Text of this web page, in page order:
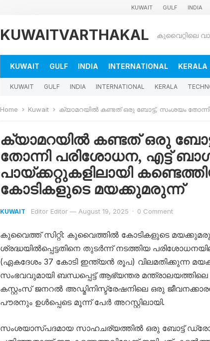
KUWAIT GULF INDIA
KUWAITVARTHAKAL
KUWAIT GULF INDIA INTERNATIONAL KERALA
KUWAIT GULF INDIA INTERNATIONAL KERALA
Home Kuwait ക്യാമറയിൽ കണ്ടത് ഒരു ബോട്ട്, സംശയം തോന്നി പരിശോധന, എട്ട് ബാഗുകളിൽ 319
ക്യാമറയിൽ കണ്ടത് ഒരു
തോന്നി പരിശോധന, എട്ട്
പായ്ക്കറ്റുകളിലായി
കോടികളുടെ മയക്കുമരുന്ന്
KUWAIT Editor Editor — August 19, 2025 · 0 Comment
കുവൈത്ത് സിറ്റി: കുവൈത്തിൽ കോടികളുടെ
ശ്രദ്ധയിൽപ്പെട്ടതിനെ തുടർന്ന് നടത്തിയ
(ഏകദേശം 37 കോടി ഇന്ത്യൻ രൂപ) വിലമതിക്കുന്ന
സംഭവവുമായി ബന്ധപ്പെട്ട് ആഭ്യന്തര
കസ്റ്റംസ് ജനറൽ അഡ്മിനിസ്ട്രേഷനിലെ ഒരു
പൗരനും ഉൾപ്പെടെ മൂന്ന് പേർ അറസ്റ്റിലായി.
സംശയാസ്പദമായ സാഹചര്യത്തിൽ ഒരു ബോട്ട്